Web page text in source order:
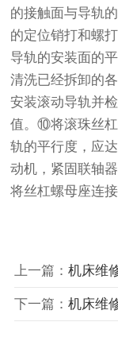
的接触面与导轨
的定位销打和螺
导轨的安装面的
清洗已经拆卸的
安装滚动导轨并
值。⑩将滚珠丝
轨的平行度，应
动机，紧固联轴
将丝杠螺母座连
上一篇： 机床维
下一篇： 机床维